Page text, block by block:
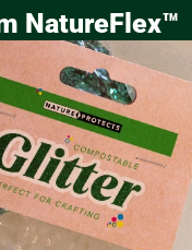
NatureFlex™